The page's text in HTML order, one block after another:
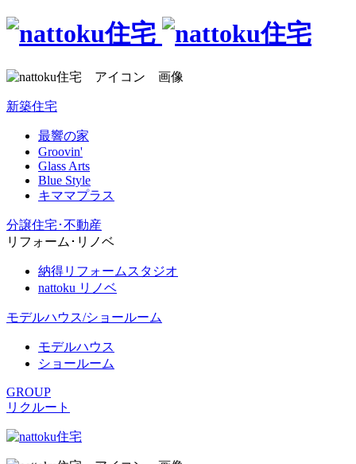
新築住宅
最響の家
Groovin'
Glass Arts
Blue Style
キママプラス
分譲住宅･不動産
リフォーム･リノベ
納得リフォームスタジオ
nattoku リノベ
モデルハウス/ショールーム
モデルハウス
ショールーム
GROUP
リクルート